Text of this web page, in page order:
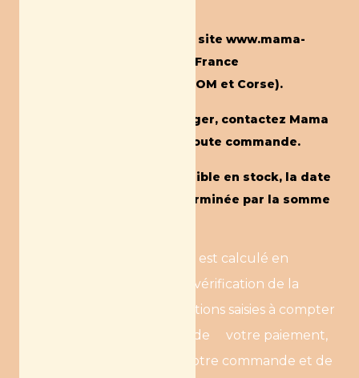
Les produits achetés sur le site www.mama-
sont livrés en France
métropolitaine(hors DOM TOM et Corse).
Pour une livraison à l’étranger, contactez Mama
Kombucha par mail avant toute commande.
Lorsque l’article est disponible en stock, la date
limite de livraison est déterminée par la somme
Le délai d’expédition est calculé en
fonction du temps de vérification de la
fiabilité de vos informations saisies à compter
de la prise en compte de votre paiement,
de la préparation de votre commande et de